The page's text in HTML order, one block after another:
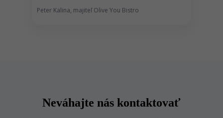
Peter Kalina, majiteľ Olive You Bistro
Neváhajte nás kontaktovať